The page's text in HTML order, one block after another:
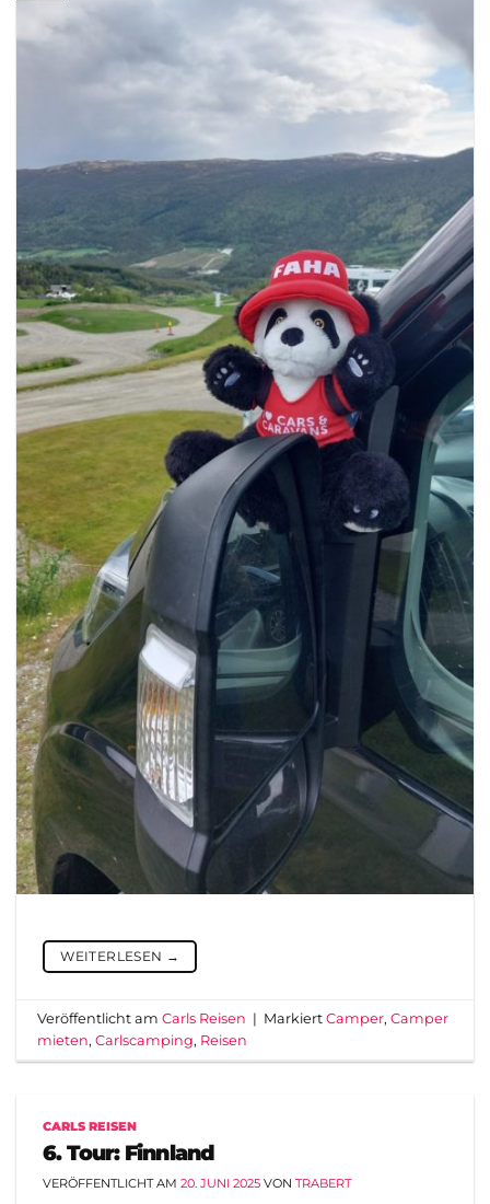
WEITERLESEN →
Veröffentlicht amCarls Reisen | MarkiertCamper,Camper
mieten,Carlscamping, Reisen
CARLS REISEN
6. Tour: Finnland
VERÖFFENTLICHT AM 20. JUNI 2025 VON TRABERT